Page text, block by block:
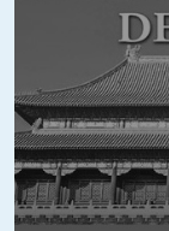
Auguste
De toute façon, le
escroquerie, ce
L’accumulation
d’une partie du
des biens (ouvriers,
Dans la même